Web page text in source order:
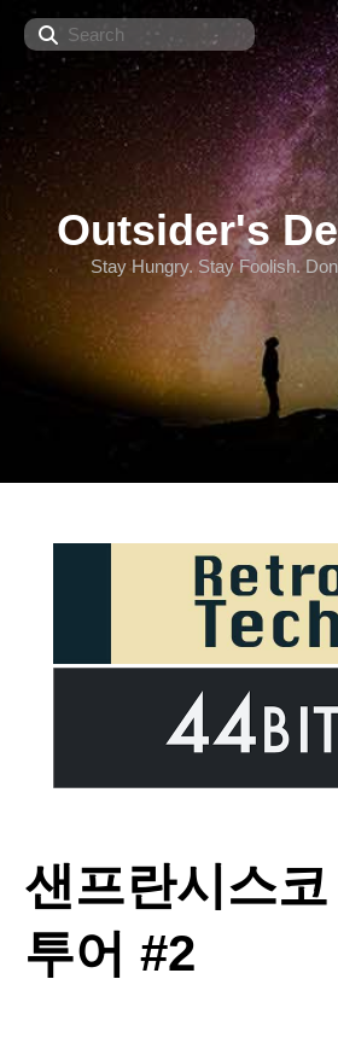
Search
Outsider's
Stay Hungry. Stay Foolish.
샌프란시스
투어 #2